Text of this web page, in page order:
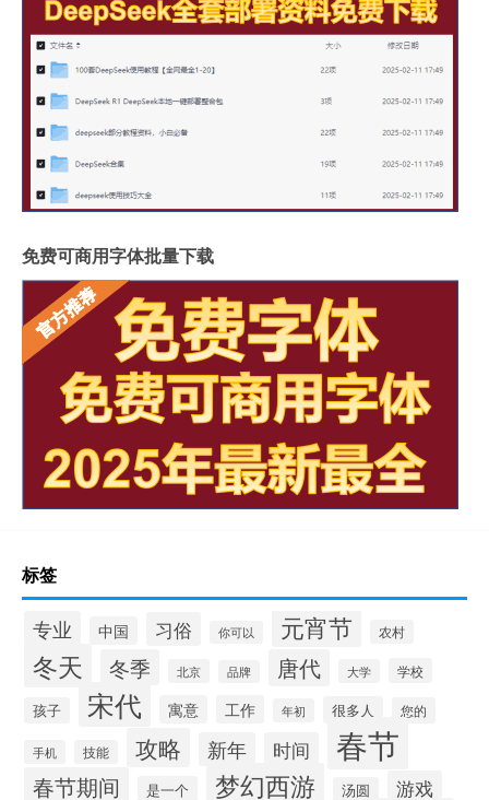
免费可商用字体批量下载
标签
专业 中国 习俗 你可以 元宵节 农村
冬天 冬季 北京 品牌 唐代 大学 学校
孩子 宋代 寓意 工作 年初 很多人 您的
手机 技能 攻略 新年 时间 春节
春节期间 是一个 梦幻西游 汤圆 游戏